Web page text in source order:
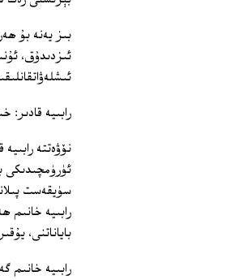
ئىزدىدۇق،
رابىيە قادىر:
نۆۋەتتە
ئۈرۈمچىدىكى
سۈيقەست
رابىيە خانىم
باياناتنى،
رابىيە خانىم